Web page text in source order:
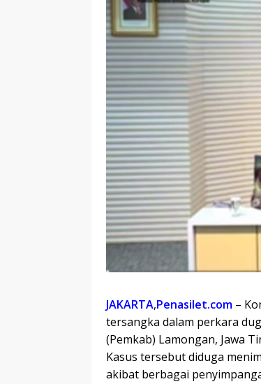
JAKARTA,Penasilet.com –
tersangka dalam perkara
(Pemkab) Lamongan, Jawa
Kasus tersebut diduga
akibat berbagai